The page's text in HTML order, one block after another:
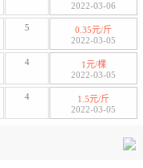
2022-03-06
5
0.35元/斤
2022-03-05
4
1元/棵
2022-03-05
4
1.5元/斤
2022-03-05